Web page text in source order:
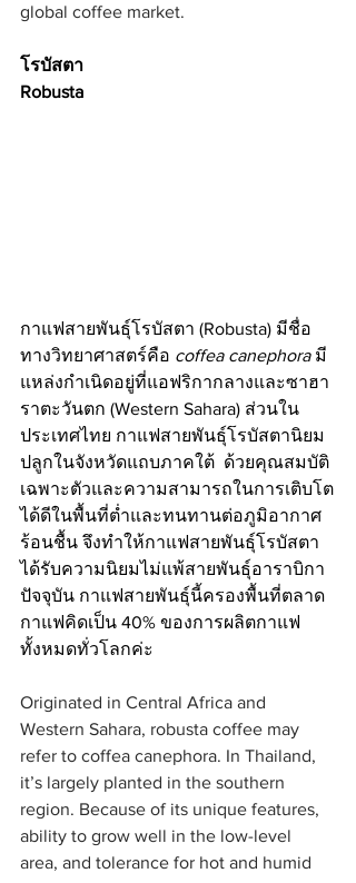
global coffee market.
โรบัสตา
Robusta
กาแฟสายพันธุ์โรบัสตา (Robusta) มีชื่อ
ทางวิทยาศาสตร์คือ coffea canephora มี
แหล่งกำเนิดอยู่ที่แอฟริกากลางและซาฮา
ราตะวันตก (Western Sahara) ส่วนใน
ประเทศไทย กาแฟสายพันธุ์โรบัสตานิยม
ปลูกในจังหวัดแถบภาคใต้  ด้วยคุณสมบัติ
เฉพาะตัวและความสามารถในการเติบโต
ได้ดีในพื้นที่ต่ำและทนทานต่อภูมิอากาศ
ร้อนชื้น จึงทำให้กาแฟสายพันธุ์โรบัสตา
ได้รับความนิยมไม่แพ้สายพันธุ์อาราบิกา
ปัจจุบัน กาแฟสายพันธุ์นี้ครองพื้นที่ตลาด
กาแฟคิดเป็น 40% ของการผลิตกาแฟ
ทั้งหมดทั่วโลกค่ะ
Originated in Central Africa and
Western Sahara, robusta coffee may
refer to coffea canephora. In Thailand,
it’s largely planted in the southern
region. Because of its unique features,
ability to grow well in the low-level
area, and tolerance for hot and humid